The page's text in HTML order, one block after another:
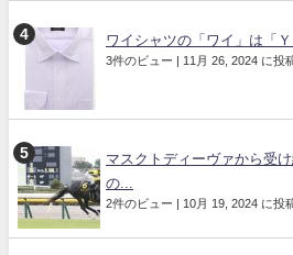
ワイシャツの「ワイ」は「Ｙ
3件のビュー | 11月 26, 2024 に投
マスクトディーヴァから受
の...
2件のビュー | 10月 19, 2024 に投